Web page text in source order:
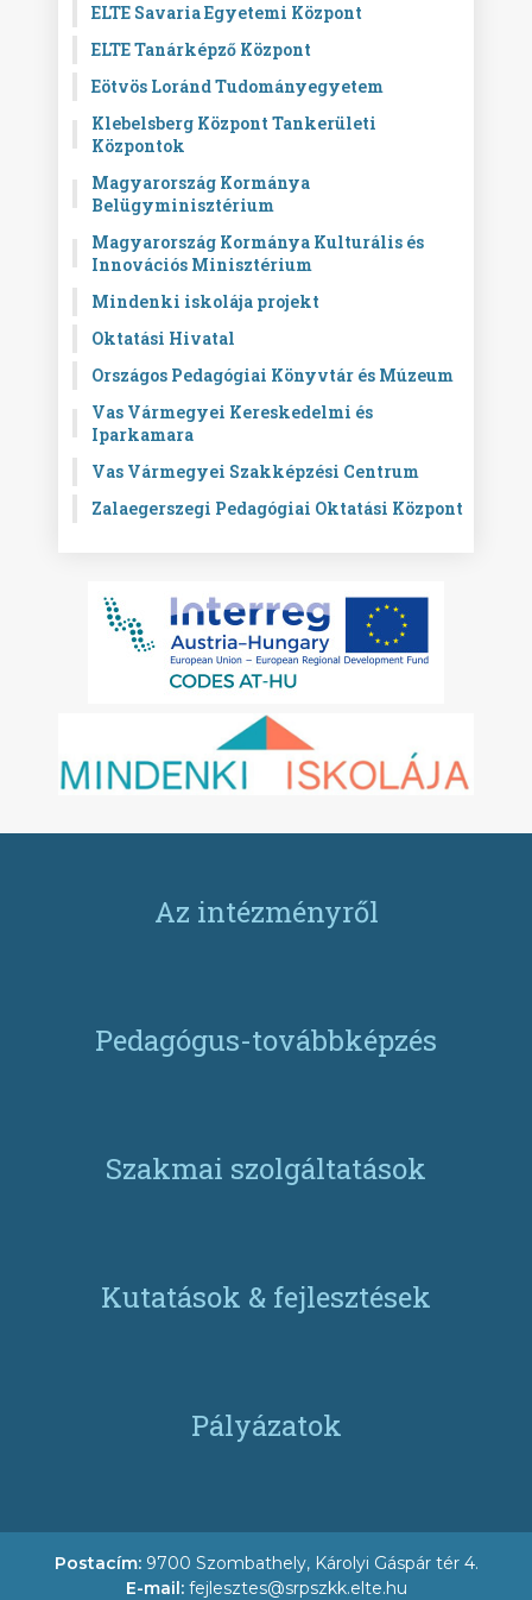
ELTE Savaria Egyetemi Központ
ELTE Tanárképző Központ
Eötvös Loránd Tudományegyetem
Klebelsberg Központ Tankerületi
Központok
Magyarország Kormánya
Belügyminisztérium
Magyarország Kormánya Kulturális és
Innovációs Minisztérium
Mindenki iskolája projekt
Oktatási Hivatal
Országos Pedagógiai Könyvtár és Múzeum
Vas Vármegyei Kereskedelmi és
Iparkamara
Vas Vármegyei Szakképzési Centrum
Zalaegerszegi Pedagógiai Oktatási Központ
Az intézményről
Pedagógus-továbbképzés
Szakmai szolgáltatások
Kutatások & fejlesztések
Pályázatok
Postacím: 9700 Szombathely, Károlyi Gáspár tér 4.
E-mail: fejlesztes@srpszkk.elte.hu